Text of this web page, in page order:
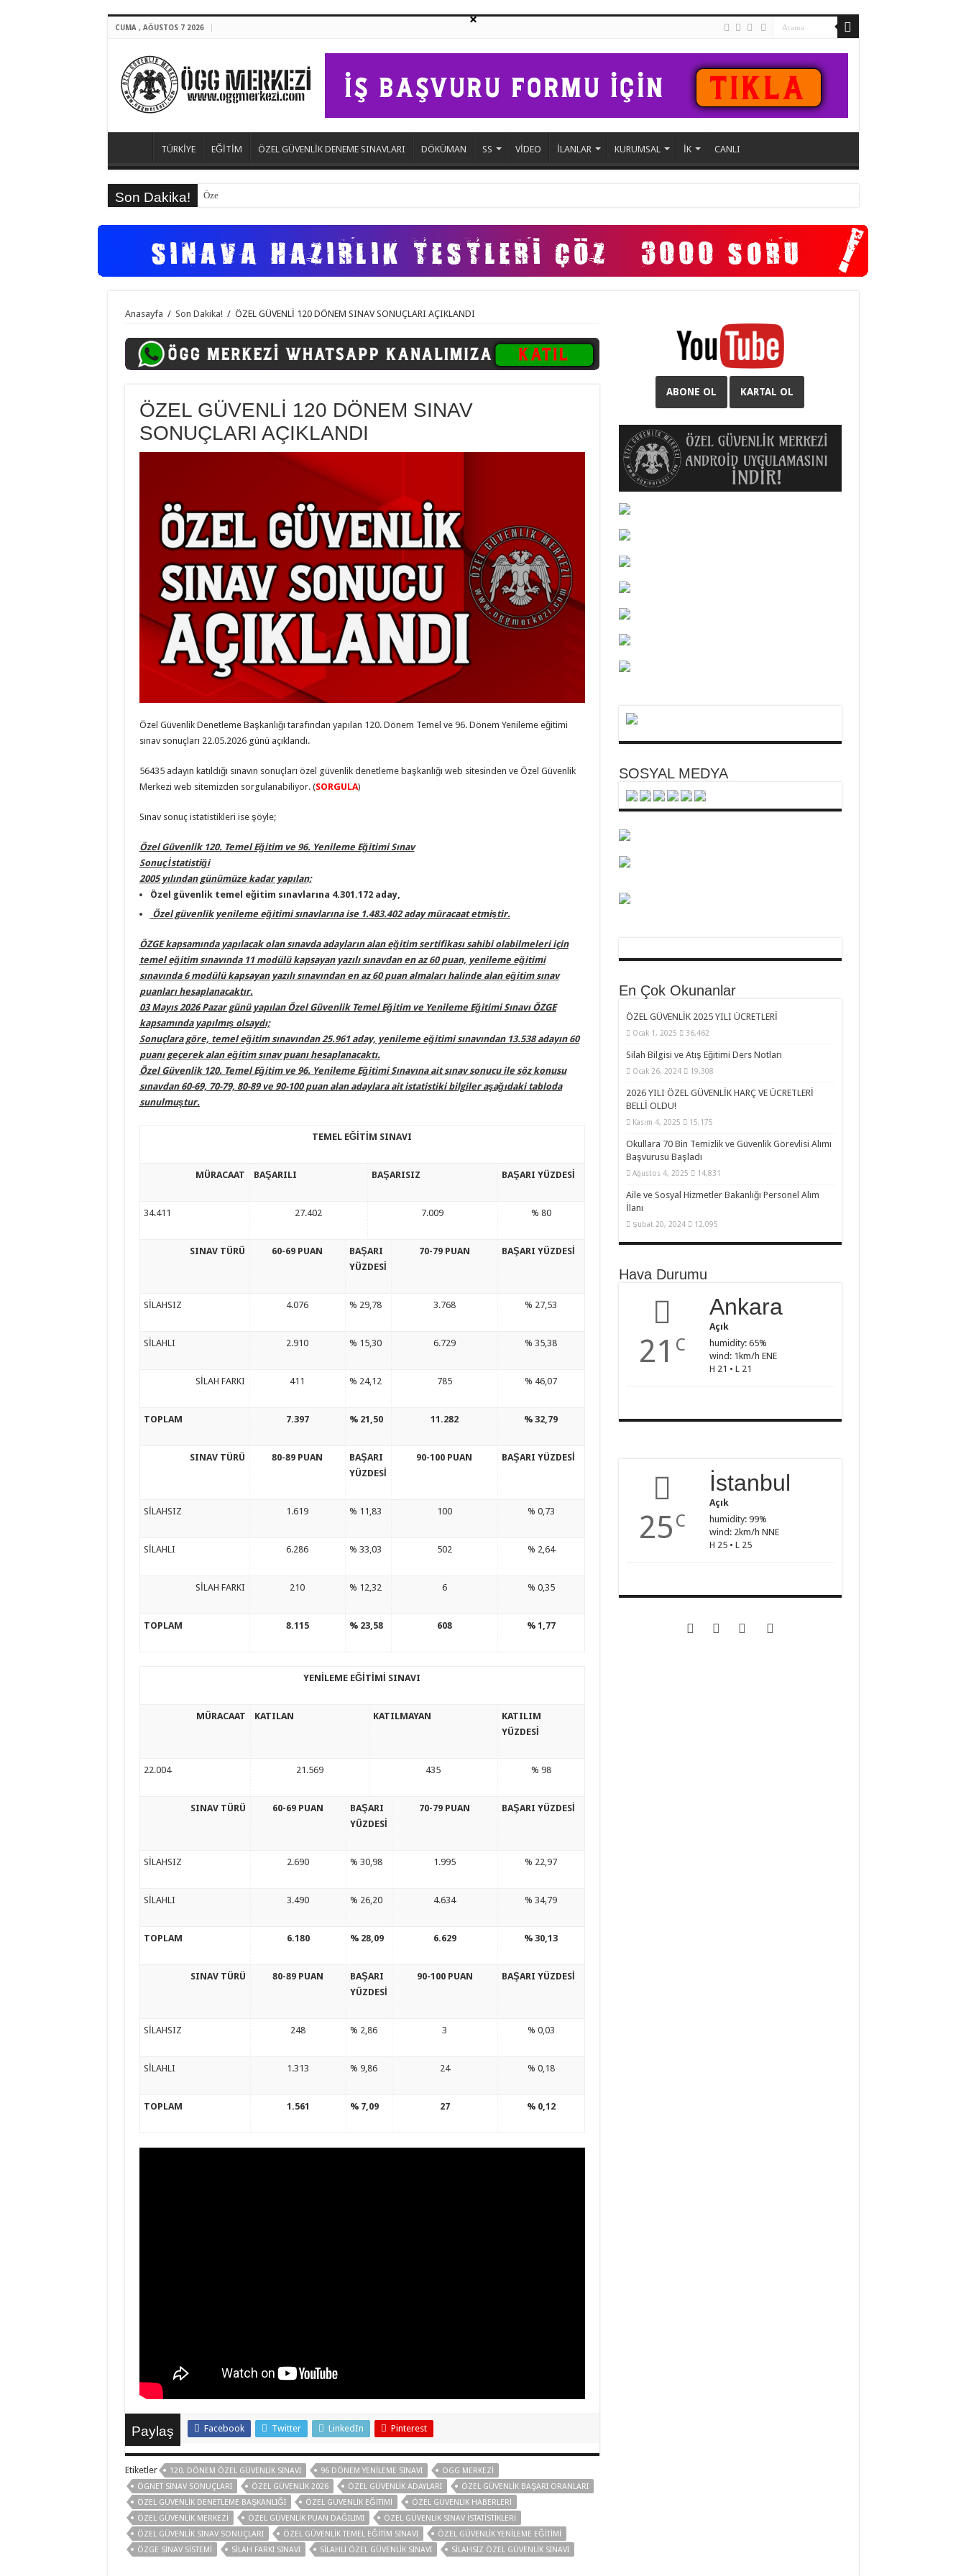
CUMA , AĞUSTOS 7 2026
TÜRKİYE EĞİTİM ÖZEL GÜVENLİK DENEME SINAVLARI DÖKÜMAN SS VİDEO İLANLAR KURUMSAL İK CANLI
Son Dakika! Özel Güvenlik 121. Dönem Teme
Anasayfa / Son Dakika! / ÖZEL GÜVENLİ 120 DÖNEM SINAV SONUÇLARI AÇIKLANDI
ÖZEL GÜVENLİ 120 DÖNEM SINAV
SONUÇLARI AÇIKLANDI
Özel Güvenlik Denetleme Başkanlığı tarafından yapılan 120. Dönem Temel ve 96. Dönem Yenileme eğitimi
sınav sonuçları 22.05.2026 günü açıklandı.
56435 adayın katıldığı sınavın sonuçları özel güvenlik denetleme başkanlığı web sitesinden ve Özel Güvenlik
Merkezi web sitemizden sorgulanabiliyor. (SORGULA)
Sınav sonuç istatistikleri ise şöyle;
Özel Güvenlik 120. Temel Eğitim ve 96. Yenileme Eğitimi Sınav
Sonuç İstatistiği
2005 yılından günümüze kadar yapılan;
Özel güvenlik temel eğitim sınavlarına 4.301.172 aday,
Özel güvenlik yenileme eğitimi sınavlarına ise 1.483.402 aday müracaat etmiştir.
ÖZGE kapsamında yapılacak olan sınavda adayların alan eğitim sertifikası sahibi olabilmeleri için
temel eğitim sınavında 11 modülü kapsayan yazılı sınavdan en az 60 puan, yenileme eğitimi
sınavında 6 modülü kapsayan yazılı sınavından en az 60 puan almaları halinde alan eğitim sınav
puanları hesaplanacaktır.
03 Mayıs 2026 Pazar günü yapılan Özel Güvenlik Temel Eğitim ve Yenileme Eğitimi Sınavı ÖZGE
kapsamında yapılmış olsaydı;
Sonuçlara göre, temel eğitim sınavından 25.961 aday, yenileme eğitimi sınavından 13.538 adayın 60
puanı geçerek alan eğitim sınav puanı hesaplanacaktı.
Özel Güvenlik 120. Temel Eğitim ve 96. Yenileme Eğitimi Sınavına ait sınav sonucu ile söz konusu
sınavdan 60-69, 70-79, 80-89 ve 90-100 puan alan adaylara ait istatistiki bilgiler aşağıdaki tabloda
sunulmuştur.
TEMEL EĞİTİM SINAVI
MÜRACAAT BAŞARILI BAŞARISIZ BAŞARI YÜZDESİ
34.411 27.402 7.009 % 80
SINAV TÜRÜ 60-69 PUAN
BAŞARI
YÜZDESİ
70-79 PUAN BAŞARI YÜZDESİ
SİLAHSIZ 4.076 % 29,78 3.768 % 27,53
SİLAHLI 2.910 % 15,30 6.729 % 35,38
SİLAH FARKI 411 % 24,12 785 % 46,07
TOPLAM 7.397 % 21,50 11.282 % 32,79
SINAV TÜRÜ 80-89 PUAN
BAŞARI
YÜZDESİ
90-100 PUAN BAŞARI YÜZDESİ
SİLAHSIZ 1.619 % 11,83 100 % 0,73
SİLAHLI 6.286 % 33,03 502 % 2,64
SİLAH FARKI 210 % 12,32 6 % 0,35
TOPLAM 8.115 % 23,58 608 % 1,77
YENİLEME EĞİTİMİ SINAVI
MÜRACAAT KATILAN KATILMAYAN
KATILIM
YÜZDESİ
22.004 21.569 435 % 98
SINAV TÜRÜ 60-69 PUAN
BAŞARI
YÜZDESİ
70-79 PUAN BAŞARI YÜZDESİ
SİLAHSIZ 2.690 % 30,98 1.995 % 22,97
SİLAHLI 3.490 % 26,20 4.634 % 34,79
TOPLAM 6.180 % 28,09 6.629 % 30,13
SINAV TÜRÜ 80-89 PUAN
BAŞARI
YÜZDESİ
90-100 PUAN BAŞARI YÜZDESİ
SİLAHSIZ 248 % 2,86 3 % 0,03
SİLAHLI 1.313 % 9,86 24 % 0,18
TOPLAM 1.561 % 7,09 27 % 0,12
Paylaş Facebook Twitter LinkedIn Pinterest
Etiketler 120. DÖNEM ÖZEL GÜVENLIK SINAVI 96 DÖNEM YENILEME SINAVI
OGG MERKEZI
ÖGNET SINAV SONUÇLARI
ÖZEL GÜVENLIK 2026 ÖZEL GÜVENLIK ADAYLARI
ÖZEL GÜVENLIK BAŞARI ORANLARI
ÖZEL GÜVENLIK DENETLEME BAŞKANLIĞI
ÖZEL GÜVENLIK EĞITIMI
ÖZEL GÜVENLIK HABERLERI
ÖZEL GÜVENLIK MERKEZI
ÖZEL GÜVENLIK PUAN DAĞILIMI
ÖZEL GÜVENLIK SINAV ISTATISTIKLERI
ÖZEL GÜVENLIK SINAV SONUÇLARI
ÖZEL GÜVENLIK TEMEL EĞITIM SINAVI
ÖZEL GÜVENLIK YENILEME EĞITIMI
ÖZGE SINAV SISTEMI
SILAH FARKI SINAVI SILAHLI ÖZEL GÜVENLIK SINAVI SILAHSIZ ÖZEL GÜVENLIK SINAVI
ABONE OL KARTAL OL
SOSYAL MEDYA
En Çok Okunanlar
ÖZEL GÜVENLİK 2025 YILI ÜCRETLERİ
Ocak 1, 2025 36,462
Silah Bilgisi ve Atış Eğitimi Ders Notları
Ocak 26, 2024 19,308
2026 YILI ÖZEL GÜVENLİK HARÇ VE ÜCRETLERİ
BELLİ OLDU!
Kasım 4, 2025 15,175
Okullara 70 Bin Temizlik ve Güvenlik Görevlisi Alımı
Başvurusu Başladı
Ağustos 4, 2025 14,831
Aile ve Sosyal Hizmetler Bakanlığı Personel Alım
İlanı
Şubat 20, 2024 12,095
Hava Durumu
21 C
Ankara
Açık
humidity: 65%
wind: 1km/h ENE
H 21 • L 21
25 C
İstanbul
Açık
humidity: 99%
wind: 2km/h NNE
H 25 • L 25